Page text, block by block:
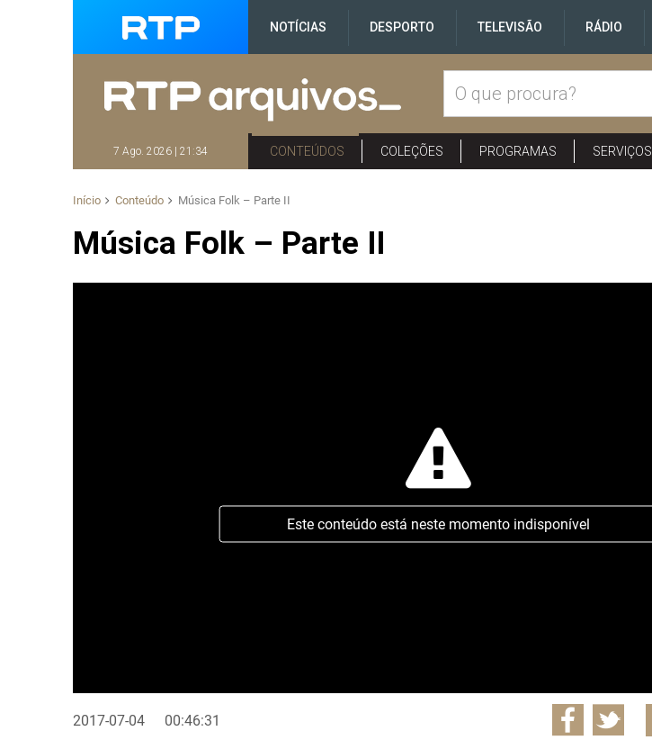
NOTÍCIAS DESPORTO TELEVISÃO RÁDIO
7 Ago. 2026 | 21:34 CONTEÚDOS COLEÇÕES PROGRAMAS SERVIÇOS
Início Conteúdo Música Folk – Parte II
Música Folk – Parte II
Este conteúdo está neste momento indisponível
2017-07-04 00:46:31